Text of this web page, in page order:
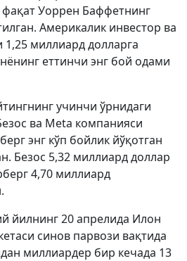
Уоррен Баффетнинг
Америкалик инвестор ва
миллиард долларга
еттинчи энг бой одами
учинчи ўрнидаги
ва Meta компанияси
энг кўп бойлик йўқотган
Безос 5,32 миллиард доллар
4,70 миллиард
йилнинг 20 апрелида Илон
синов парвози вақтида
миллиардер бир кечада 13